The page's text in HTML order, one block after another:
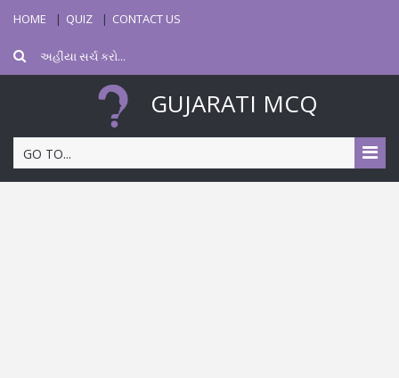
HOME QUIZ CONTACT US
GUJARATI MCQ
GO TO...